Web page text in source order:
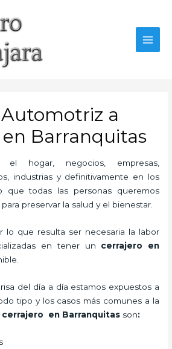
a
Barranquitas
hogar, negocios, empresas,
industrias y definitivamente en los
que todas las personas queremos
preservar la salud y el bienestar.
lo que resulta ser necesaria la labor
en tener un cerrajero en
del día a día estamos expuestos a
tipo y los casos más comunes a la
cerrajero en Barranquitas son: